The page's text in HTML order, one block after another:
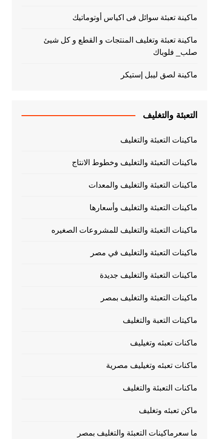
ماكينة تعبئة سوائل فى اكياس أوتوماتيك
ماكينة تعبئة وتغليف المنتجات و القطع و كل شيئ
صلب_ فلوباك
ماكينة لصق ليبل إستيكر
التعبئة والتغليف
ماكينات التعبئة والتغليف
ماكينات التعبئة والتغليف وخطوط الانتاج
ماكينات التعبئة والتغليف والمعدات
ماكينات التعبئة والتغليف وأسعارها
ماكينات التعبئة والتغليف للمشروعات الصغيره
ماكينات التعبئة والتغليف في مصر
ماكينات التعبئة والتغليف جديدة
ماكينات التعبئة والتغليف بمصر
ماكيتات التعبة والتغليف
ماكنات تعبئه وتغيليف
ماكنات تعبئه وتغيليف مصرية
ماكنات التعبئة والتغليف
ماكن تعبئه وتغليف
ما سعرماكينات التعبئة والتغليف بمصر